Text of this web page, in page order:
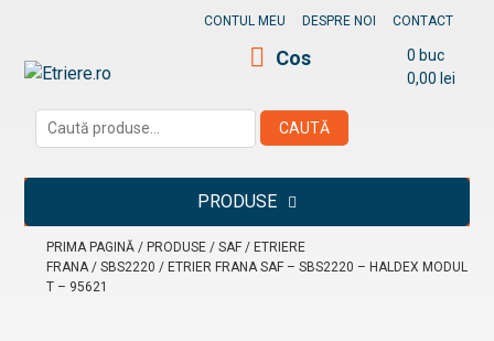
content
Etriere.ro
CONTUL MEU DESPRE NOI CONTACT
Caută
după:
CAUTĂ
Cos
0 buc
0,00 lei
PRODUSE
PRIMA PAGINĂ / PRODUSE /SAF / ETRIERE
FRANA/SBS2220 / ETRIER FRANA SAF – SBS2220 – HALDEX MODUL
T – 95621